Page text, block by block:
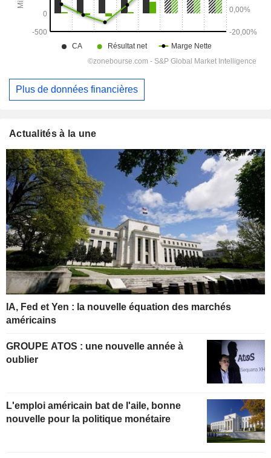
Plus de données financières
Actualités à la une
IA, Fed et Yen : la nouvelle équation des marchés
américains
GROUPE ATOS : une nouvelle année à
oublier
L'emploi américain bat de l'aile, bonne
nouvelle pour la politique monétaire